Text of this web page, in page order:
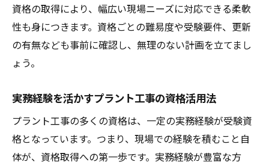
資格の取得により、幅広い現場ニーズに対応できる柔軟
性も身につきます。資格ごとの難易度や受験要件、更新
の有無なども事前に確認し、無理のない計画を立てまし
ょう。
実務経験を活かすプラント工事の資格活用法
プラント工事の多くの資格は、一定の実務経験が受験資
格となっています。つまり、現場での経験を積むこと自
体が、資格取得への第一歩です。実務経験が豊富な方